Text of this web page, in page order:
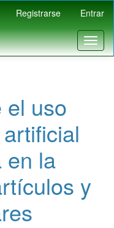
Registrarse Entrar
el uso
en la
y